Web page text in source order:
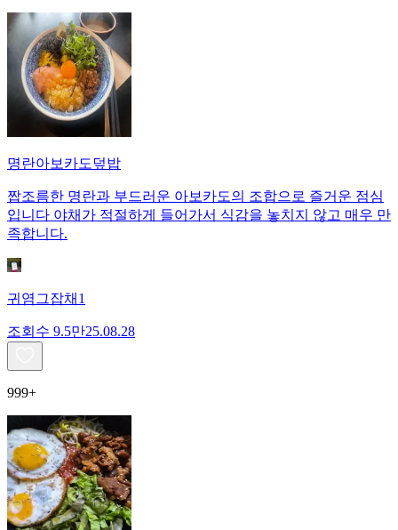
명란아보카도덮밥
짭조름한 명란과 부드러운 아보카도의 조합으로 즐거운 점심
입니다 야채가 적절하게 들어가서 식감을 놓치지 않고 매우 만
족합니다.
귀염그잡채1
조회수 9.5만25.08.28
999+